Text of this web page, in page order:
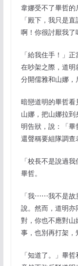
韋娜受不了畢哲的
「殿下，我只是
啊！你很討厭我了
「給我住手！」
在吵架之際，道
分開儒雅和山娜，
暗戀道明的畢哲
山娜，把山娜拉
明告狀，說：「畢
還聲稱要組隊調
「校長不是說過
畢哲。
「我⋯⋯我不是故
說。然而，道明
對，你也不應對
事，也別再打架，
「知道了。」畢